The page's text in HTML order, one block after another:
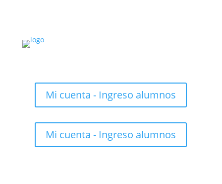
Mi cuenta - Ingreso alumnos
Mi cuenta - Ingreso alumnos